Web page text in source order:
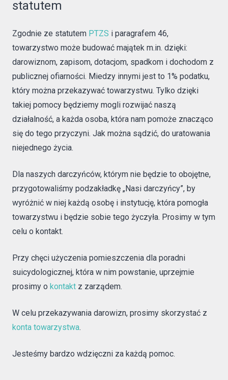
statutem
Zgodnie ze statutem PTZS i paragrafem 46,
towarzystwo może budować majątek m.in. dzięki:
darowiznom, zapisom, dotacjom, spadkom i dochodom z
publicznej ofiarności. Miedzy innymi jest to 1% podatku,
który można przekazywać towarzystwu. Tylko dzięki
takiej pomocy będziemy mogli rozwijać naszą
działalność, a każda osoba, która nam pomoże znacząco
się do tego przyczyni. Jak można sądzić, do uratowania
niejednego życia.
Dla naszych darczyńców, którym nie będzie to obojętne,
przygotowaliśmy podzakładkę „Nasi darczyńcy”, by
wyróżnić w niej każdą osobę i instytucję, która pomogła
towarzystwu i będzie sobie tego życzyła. Prosimy w tym
celu o kontakt.
Przy chęci użyczenia pomieszczenia dla poradni
suicydologicznej, która w nim powstanie, uprzejmie
prosimy o kontakt z zarządem.
W celu przekazywania darowizn, prosimy skorzystać z
konta towarzystwa.
Jesteśmy bardzo wdzięczni za każdą pomoc.